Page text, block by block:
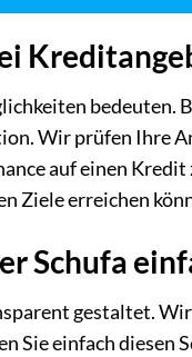
bedeuten.
Wir prüfen Ihre
auf einen Kredit
Ziele erreichen
Schufa
gestaltet.
Sie einfach diesen